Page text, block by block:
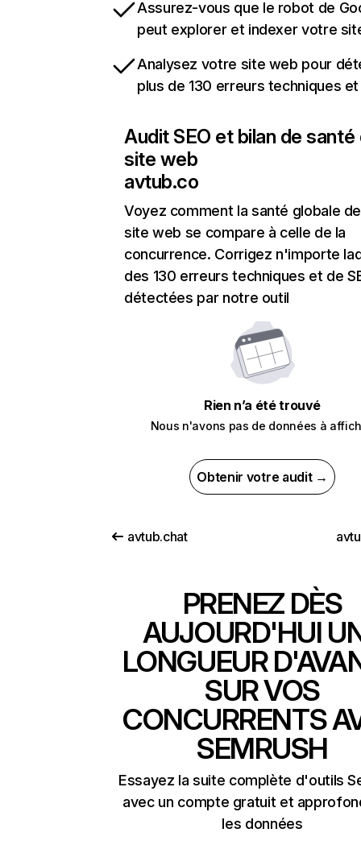
Assurez-vous que le robot de
peut explorer et indexer votre
Analysez votre site web pour
plus de 130 erreurs techniques et
Audit SEO et bilan de santé
site web
avtub.co
Voyez comment la santé globale
site web se compare à celle de la
concurrence. Corrigez n'importe
des 130 erreurs techniques et de
détectées par notre outil
Rien n’a été trouvé
Nous n'avons pas de données à
Obtenir votre audit →
avtub.chat
PRENEZ DÈS
AUJOURD'HUI
LONGUEUR
SUR VOS
CONCURRENTS
SEMRUSH
Essayez la suite complète d'outils
avec un compte gratuit et
les données